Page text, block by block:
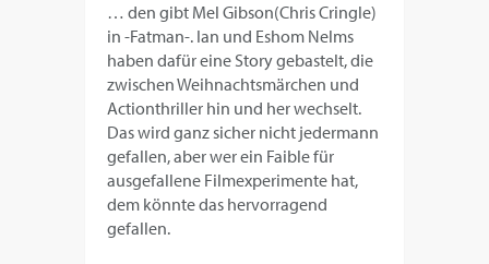
… den gibt Mel Gibson(Chris Cringle)
in -Fatman-. Ian und Eshom Nelms
haben dafür eine Story gebastelt, die
zwischen Weihnachtsmärchen und
Actionthriller hin und her wechselt.
Das wird ganz sicher nicht jedermann
gefallen, aber wer ein Faible für
ausgefallene Filmexperimente hat,
dem könnte das hervorragend
gefallen.